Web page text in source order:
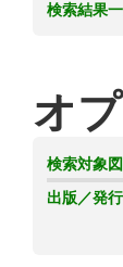
検索結果
オ
検索対象
出版／発